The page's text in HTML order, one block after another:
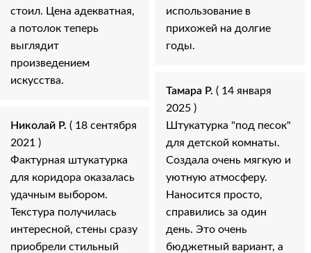
стоил. Цена адекватная,
а потолок теперь
выглядит
произведением
искусства.
Николай Р. ( 18 сентября
2021 )
Фактурная штукатурка
для коридора оказалась
удачным выбором.
Текстура получилась
интересной, стены сразу
приобрели стильный
использование в
прихожей на долгие
годы.
Тамара Р. ( 14 января
2025 )
Штукатурка "под песок"
для детской комнаты.
Создала очень мягкую и
уютную атмосферу.
Наносится просто,
справились за один
день. Это очень
бюджетный вариант, а